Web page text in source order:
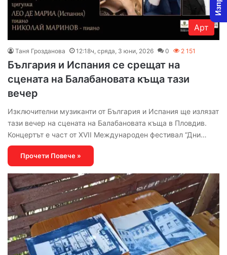
Арт
Таня Грозданова 12:18ч, сряда, 3 юни, 2026 0 2 151
България и Испания се срещат на
сцената на Балабановата къща тази
вечер
Изключителни музиканти от България и Испания ще излязат
тази вечер на сцената на Балабановата къща в Пловдив.
Концертът е част от XVII Международен фестивал “Дни…
Прочети Повече »